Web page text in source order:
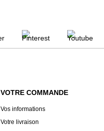
VOTRE COMMANDE
Vos informations
Votre livraison